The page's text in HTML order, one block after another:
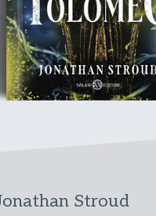
Stroud